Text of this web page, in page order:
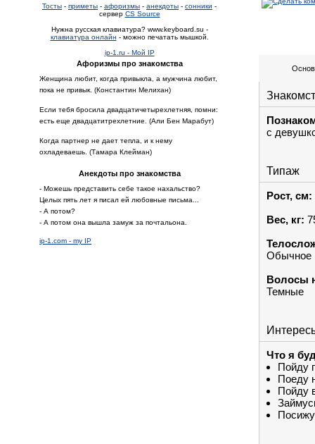
Тосты - приметы - афоризмы - анекдоты - сонники -
сервер CS Source
Нужна русская клавиатура? www.keyboard.su -
клавиатура онлайн - можно печатать мышкой.
ip-1.ru - Мой IP
Афоризмы про знакомства
Женщина любит, когда привыкла, а мужчина любит,
пока не привык. (Константин Мелихан)
Если тебя бросила двадцатичетырехлетняя, помни:
есть еще двадцатитрехлетние. (Али Бен Марабут)
Когда партнер не дает тепла, и к нему
охладеваешь. (Тамара Клейман)
Анекдоты про знакомства
- Можешь представить себе такое нахальство?
Целых пять лет я писал ей любовные письма...
- А потом?
- А потом она вышла замуж за почтальона.
ip-1.com - my IP
с
Типаж
Рост, см:
Вес, кг:
Обычное
Волосы
Темные
Что я
Пойду
Поеду
Пойду